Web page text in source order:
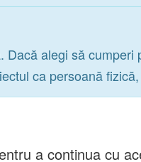
Dacă alegi să
ca persoană
a continua cu